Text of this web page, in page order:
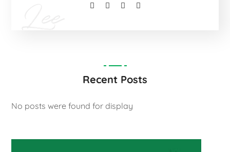
Recent Posts
No posts were found for display